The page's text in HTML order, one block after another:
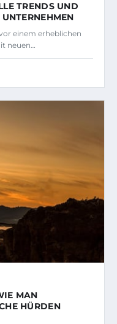
TRENDS UND
einem erheblichen
neuen…
MAN
HÜRDEN